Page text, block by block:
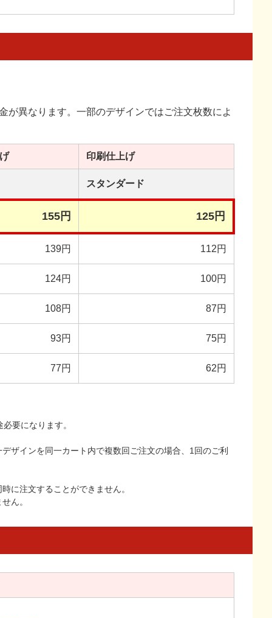
が異なります。一部のデザインではご注文枚数によ
印刷仕上げ
スタンダード
155円 125円
139円 112円
124円 100円
108円 87円
93円 75円
77円 62円
要になります。
ザインを同一カート内で複数回ご注文の場合、1回のご利
に注文することができません。
ん。